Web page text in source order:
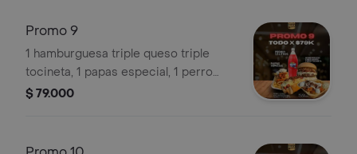
Promo 9
1 hamburguesa triple queso triple
tocineta, 1 papas especial, 1 perro
doble salchicha doble queso y
$ 79.000